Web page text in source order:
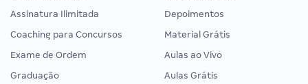
Assinatura Ilimitada
Coaching para Concursos
Exame de Ordem
Graduação
Depoimentos
Material Grátis
Aulas ao Vivo
Aulas Grátis